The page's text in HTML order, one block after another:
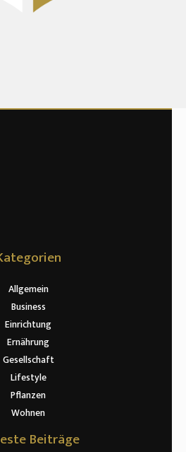
Allgemein
Business
Einrichtung
Ernährung
Gesellschaft
Lifestyle
Pflanzen
Wohnen
Beiträge